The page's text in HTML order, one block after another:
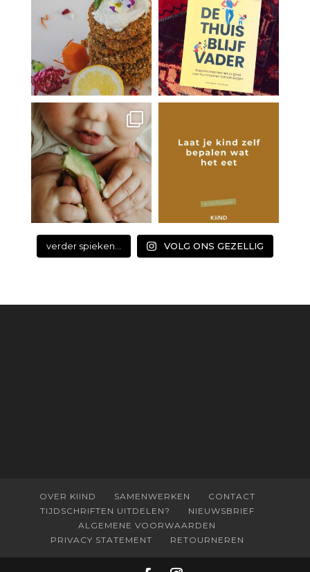
verder spieken... VOLG ONS GEZELLIG
OVER KIIND SAMENWERKEN
CONTACT
TIJDSCHRIFTEN UITDELEN?
NIEUWSBRIEF
ALGEMENE VOORWAARDEN
PRIVACY STATEMENT
RETOURNEREN